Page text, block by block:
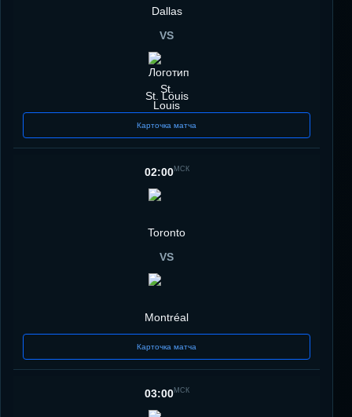
Dallas
VS
St. Louis
Карточка матча
02:00МСК
Toronto
VS
Montréal
Карточка матча
03:00МСК